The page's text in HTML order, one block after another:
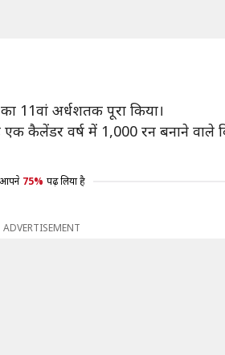
11वां अर्धशतक पूरा किया।
कैलेंडर वर्ष में 1,000 रन बनाने वाले
आपने 75% पढ़ लिया है
ADVERTISEMENT